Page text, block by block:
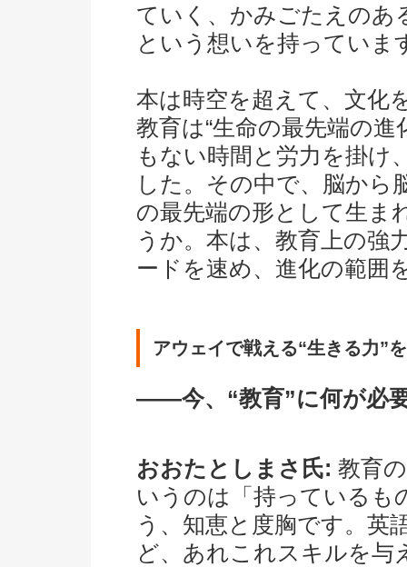
ていく、かみごたえのあ
という想いを持っていま
本は時空を超えて、文化
教育は“生命の最先端の
もない時間と労力を掛け
した。その中で、脳から
の最先端の形として生ま
うか。本は、教育上の強
ードを速め、進化の範囲
アウェイで戦える“生きる力”を
――今、“教育”に何が必
おおたとしまさ氏: 教育
いうのは「持っているも
う、知恵と度胸です。英
ど、あれこれスキルを与